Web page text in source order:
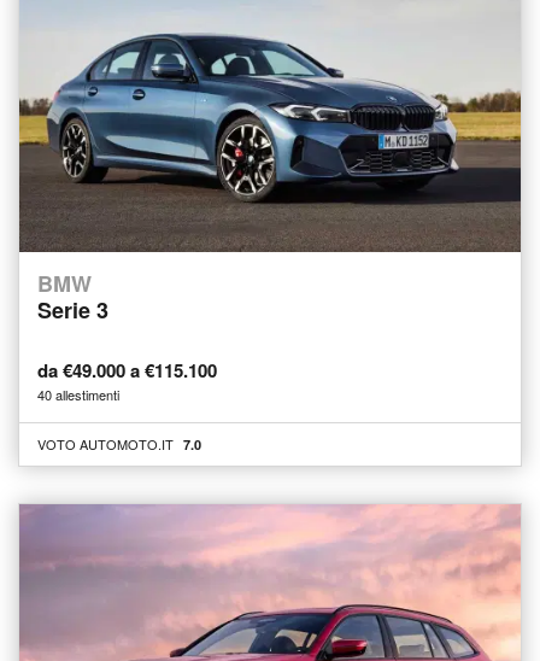
BMW
Serie 3
da €49.000 a €115.100
40 allestimenti
VOTO AUTOMOTO.IT 7.0